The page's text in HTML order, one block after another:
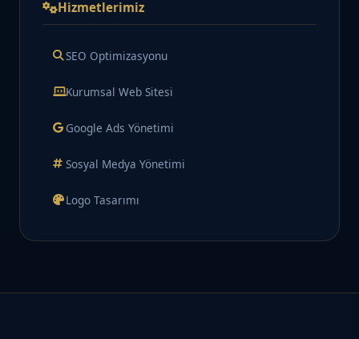
Hizmetlerimiz
SEO Optimizasyonu
Kurumsal Web Sitesi
Google Ads Yönetimi
Sosyal Medya Yönetimi
Logo Tasarımı